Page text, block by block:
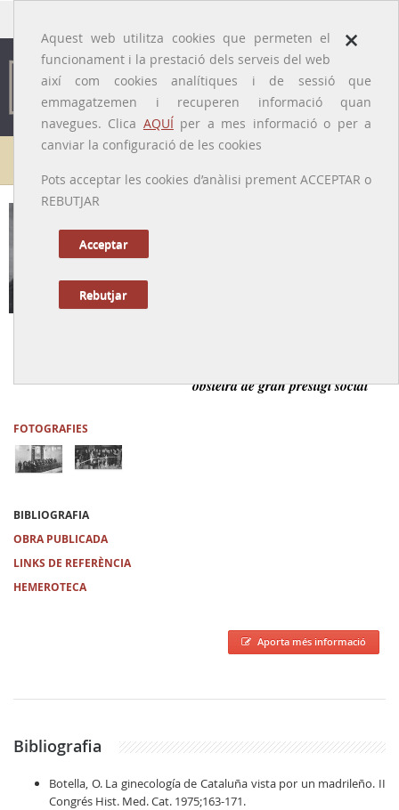
×
Aquest web utilitza cookies que permeten el
funcionament i la prestació dels serveis del web
així com cookies analítiques i de sessió que
emmagatzemen i recuperen informació quan
navegues. Clica AQUÍper a mes informació o per a
canviar la configuració de les cookies
Pots acceptar les cookies d’anàlisi prement ACCEPTAR o
REBUTJAR
Acceptar
Rebutjar
Galeria de metges
obstetra de gran prestigi social
FOTOGRAFIES
BIBLIOGRAFIA
OBRA PUBLICADA
LINKS DE REFERÈNCIA
HEMEROTECA
Aporta més informació
Bibliografia
Botella, O. La ginecología de Cataluña vista por un madrileño. II
Congrés Hist. Med. Cat. 1975;163-171.